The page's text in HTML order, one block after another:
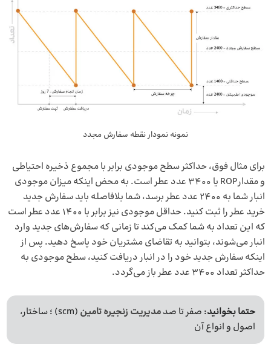
نمونه نمودار نقطه سفارش مجدد
برای مثال فوق، حداکثر سطح موجودی برابر با مجموع ذخیره احتیاطی
و مقدارROP یا 3400 عدد عطر است. به محض اینکه میزان موجودی
انبار شما به 2400 عدد عطر برسد، شما بلافاصله باید سفارش جدید
خرید عطر را ثبت کنید. حداقل موجودی نیز برابر با 1400 عدد عطر است
که این تعداد به شما کمک می‌کند تا زمانی که سفارش‌های جدید وارد
انبار می‌شوند، بتوانید به تقاضای مشتریان خود پاسخ دهید. پس از
اینکه سفارش جدید خود را در انبار دریافت کنید، سطح موجودی به
حداکثر تعداد 3400 عدد عطر باز می‌گردد.
حتما بخوانید: صفر تا صدمدیریت زنجیره تامین
(scm) ؛ ساختار،
اصول و انواع آن